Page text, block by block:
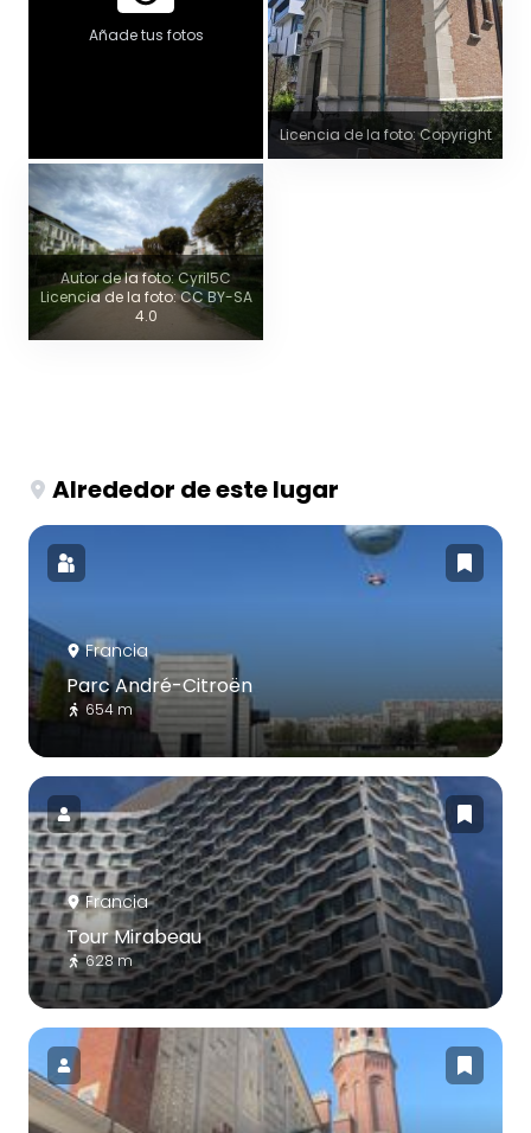
Añade tus fotos
Licencia de la foto: Copyright
Autor de la foto: Cyril5C
Licencia de la foto: CC BY-SA
4.0
Alrededor de este lugar
Francia
Parc André-Citroën
654 m
Francia
Tour Mirabeau
628 m